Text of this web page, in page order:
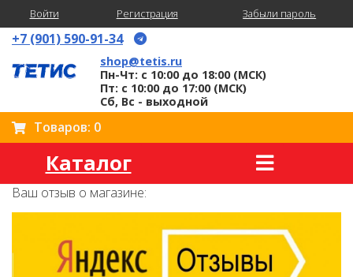
Войти Регистрация Забыли пароль
+7 (901) 590-91-34
shop@tetis.ru
Пн-Чт: с 10:00 до 18:00 (МСК)
Пт: с 10:00 до 17:00 (МСК)
Сб, Вс - выходной
Товаров: 0
Каталог
Ваш отзыв о магазине: